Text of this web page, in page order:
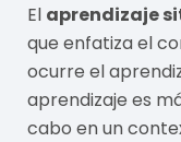
El aprendizaje
que enfatiza el
ocurre el
aprendizaje es
cabo en un